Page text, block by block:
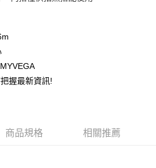
以上)免運費
握最新資訊!
商品規格 相關推薦